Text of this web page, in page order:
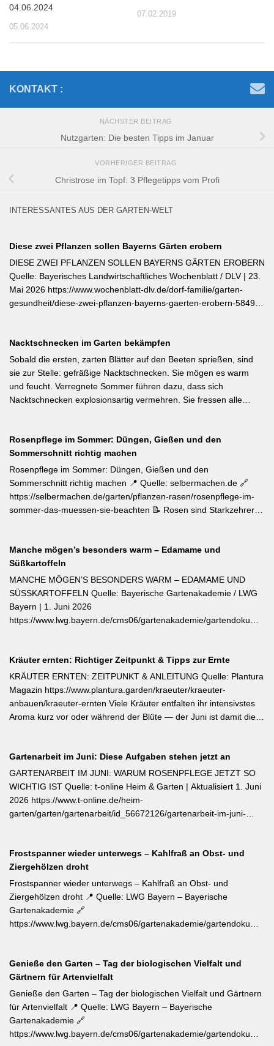
04.06.2024
05.06.2024
07.02.2019
KONTAKT :
NÄCHSTER BEITRAG
Nutzgarten: Die besten Tipps im Januar
VORHERIGER BEITRAG
Christrose im Topf: 3 Pflegetipps vom Profi
INTERESSANTES AUS DER GARTEN-WELT
Diese zwei Pflanzen sollen Bayerns Gärten erobern
DIESE ZWEI PFLANZEN SOLLEN BAYERNS GÄRTEN EROBERN
Quelle: Bayerisches Landwirtschaftliches Wochenblatt / DLV | 23.
Mai 2026 https://www.wochenblatt-dlv.de/dorf-familie/garten-
gesundheit/diese-zwei-pflanzen-bayerns-gaerten-erobern-584991
gemusterten Blüten, die ohne Ausputzen von Frühsommer bis
Herbst reich blüht und sich hervorragend für Balkonkästen und
Ampeln eignet. Die Bayerische Genusspflanze des Jahres 2026
ist die Erdbeere ‚Lilly Waldberry‘, die durch ihr intensiv
waldbeererinnerndes Aroma überzeugt und ab Juni durchgehend
bayerische Gärtnereien erhältlich. Wer auf regional empfohlene
Pflanzen setzen möchte, liegt mit diesen beiden Sorten für Balkon
und Nutzgarten genau richtig.
Nacktschnecken im Garten bekämpfen
Sobald die ersten, zarten Blätter auf den Beeten sprießen, sind
sie zur Stelle: gefräßige Nacktschnecken. Sie mögen es warm
und feucht. Verregnete Sommer führen dazu, dass sich
Nacktschnecken explosionsartig vermehren. Sie fressen alle
hier. Weiterlesen bei MDR-Garten
Rosenpflege im Sommer: Düngen, Gießen und den
Sommerschnitt richtig machen
Rosenpflege im Sommer: Düngen, Gießen und den
Sommerschnitt richtig machen 📍 Quelle: selbermachen.de 🔗
https://selbermachen.de/garten/pflanzen-rasen/rosenpflege-im-
sommer-das-muessen-sie-beachten 📝 Rosen sind Starkzehrer –
bis Mitte Juli abgeschlossen sein, damit sich die Pflanzen auf die
Überwinterung vorbereiten können. Der entscheidende Tipp für
öfterblühende Sorten: Verwelkte Blüten mit 2–3 Blattstielpaaren
darunter sofort abschneiden – das regt neue Knospen an und
verlängert die Blütezeit erheblich. [Thema-Tag: #Rosenpflege
#Pflanzenpflege #Gehölze]
Manche mögen’s besonders warm – Edamame und
Süßkartoffeln
MANCHE MÖGEN’S BESONDERS WARM – EDAMAME UND
SÜSSKARTOFFELN Quelle: Bayerische Gartenakademie / LWG
Bayern | 1. Juni 2026
https://www.lwg.bayern.de/cms06/gartenakademie/
ins Freiland. Edamame (Garten-Soja) kann direkt gesät oder
vorgezogen werden; Staffelsaaten sind bis Anfang Juli möglich,
die Ernte beginnt ab August. Süßkartoffeln sind ausschließlich als
Jungpflanzen erhältlich und benötigen Wärme, Sonne und einen
tiefen, durchlässigen Boden. Frisch geerntete Knollen müssen
Kräuter ernten: Richtiger Zeitpunkt & Tipps zur Ernte
KRÄUTER ERNTEN: ZEITPUNKT & ANLEITUNG Quelle: Plantura
Magazin https://www.plantura.garden/kraeuter/kraeuter-
anbauen/kraeuter-ernten Viele Kräuter entfalten ihr intensivstes
Aroma kurz vor oder während der Blüte — der Juni ist damit die
Abtrocknen des Taus, bevor die Mittagshitze ätherische Öle
verflüchtigt. Beim Schnitt empfehlen sich ganze Triebspitzen statt
einzelner Blätter — das fördert buschigen Neuaustrieb und
ermöglicht weitere Ernten im Sommer. Für die Trocknung werden
Büschel kopfüber an einem schattigen, luftigen Ort aufgehängt
Gartenarbeit im Juni: Diese Aufgaben stehen jetzt an
GARTENARBEIT IM JUNI: WARUM ROSENPFLEGE JETZT SO
WICHTIG IST Quelle: t-online Heim & Garten | Aktualisiert 1. Juni
2026 https://www.t-online.de/heim-
garten/garten/gartenarbeit/id_56672126/gartenarbeit-im-juni-
dem Boden — konsequent entfernt werden, da sie die veredelte
Sorte verdrängen. Kletterrosen wie ‚Sympathie‘ müssen neues
Riebtentrieb durch Anbinden in die gewünschte Richtung geleitet
werden. Ab Ende Juni ist die Hochblüte zudem die beste Zeit für
Veredelungen: robuste Sorten lassen sich jetzt mit jungen
Unterlagen zusammenbringen. Eine schnell wirkende
Spätsommer.
Frostspanner wieder unterwegs – Kahlfraß an Obst- und
Ziergehölzen droht
Frostspanner wieder unterwegs – Kahlfraß an Obst- und
Ziergehölzen droht 📍 Quelle: LWG Bayern – Bayerische
Gartenakademie 🔗
https://www.lwg.bayern.de/cms06/gartenakademie/
Apfelbäumen, Rosen, Ahorn und Hartriegel. Die charakteristisch
„katzenbuckelnd“ krabbelenden Larven des Kleinen und Großen
Frostspanners können bei Massenbefall kahlen Fraß
verursachen. Gegenmaßnahmen: Leimringe ab Herbst, gezielter
Meisen-Förderung und – falls nötig – biologische
Pflanzenschutzmittel. [Thema-Tag: #Schädlingsbekämpfung
Genieße den Garten – Tag der biologischen Vielfalt und
Gärtnern für Artenvielfalt
Genieße den Garten – Tag der biologischen Vielfalt und Gärtnern
für Artenvielfalt 📍 Quelle: LWG Bayern – Bayerische
Gartenakademie 🔗
https://www.lwg.bayern.de/cms06/gartenakademie/